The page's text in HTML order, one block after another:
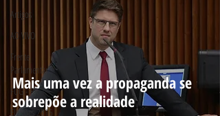
Artigos
AO VIVO
Frente
Parlamentar
FUG - PR
Eleições 2016
Mais uma vez a propaganda se
sobrepõe a realidade